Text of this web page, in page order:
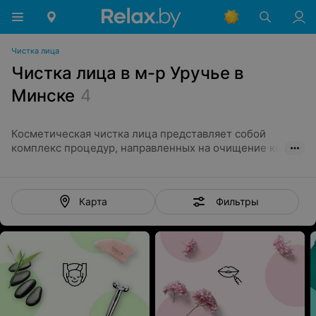
Чистка лица
Чистка лица в м-р Уручье в
Минске 4
Косметическая чистка лица представляет собой
комплекс процедур, направленных на очищение кожи.
воспалительные элементы. Также процедура
Косметическая чистка лица
Чистка лица в Минске проводится несколькими
методами:
Механическая;
Вакуумная;
Карта Фильтры